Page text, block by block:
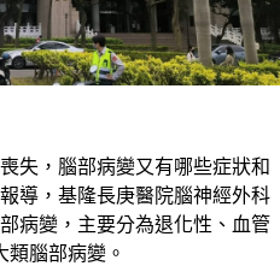
失，腦部病變又有哪些症狀和
導，基隆長庚醫院腦神經外科
病變，主要分為退化性、血管
類腦部病變。